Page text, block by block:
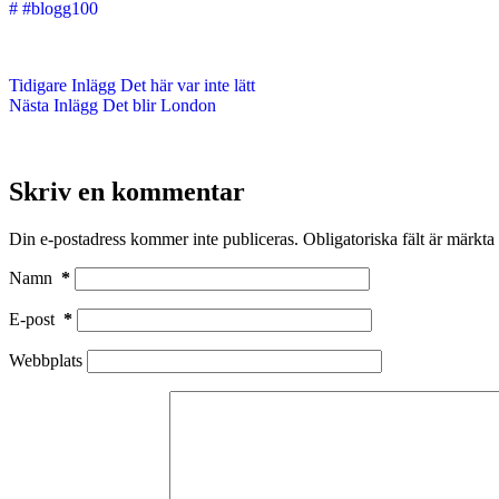
# #blogg100
Tidigare Inlägg Det här var inte lätt
Nästa Inlägg Det blir London
Skriv en kommentar
Din e-postadress kommer inte publiceras. Obligatoriska fält är märkta
Namn *
E-post *
Webbplats